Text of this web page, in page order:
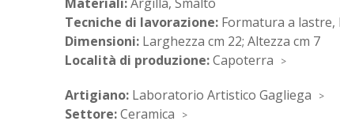
Tecniche di lavorazione: Formatura a
Dimensioni: Larghezza cm 22; Altezza cm 7
Località di produzione:Capoterra
Artigiano: Laboratorio Artistico Gagliega
Settore:Ceramica